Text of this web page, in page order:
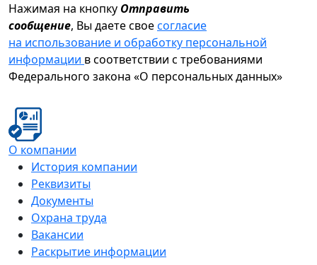
Нажимая на кнопку Отправить
сообщение, Вы даете своесогласие
на использование и обработку персональной
информации в соответствии с требованиями
Федерального закона «О персональных данных»
О компании
История компании
Реквизиты
Документы
Охрана труда
Вакансии
Раскрытие информации